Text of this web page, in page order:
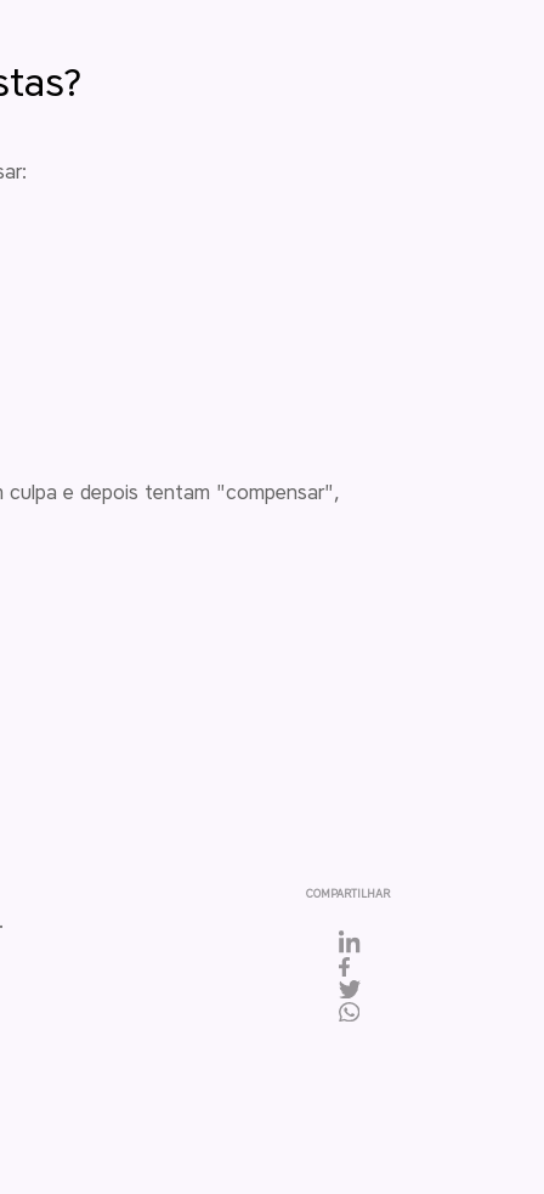
COMPARTILHAR
culpa e depois tentam "compensar",